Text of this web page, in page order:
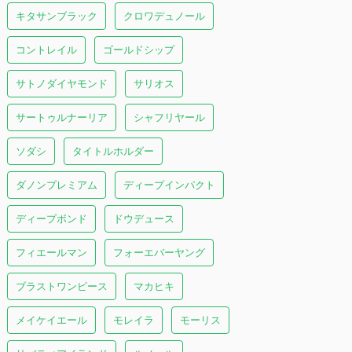
キタサンブラック クロワデュノール
コントレイル ゴールドシップ
サトノダイヤモンド サリオス
サートゥルナーリア シャフリヤール
ソダシ タイトルホルダー
ダノンプレミアム ディープインパクト
ディープボンド ドウデュース
フィエールマン フォーエバーヤング
ブラストワンピース マカヒキ
メイケイエール モレイラ モーリス